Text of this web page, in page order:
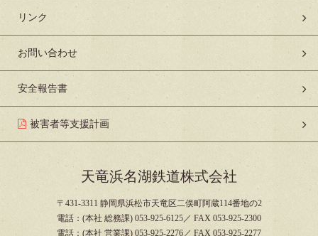
リンク
お問い合わせ
安全報告書
被害者等支援計画
天竜浜名湖鉄道株式会社
〒431-3311 静岡県浜松市天竜区二俣町阿蔵114番地の2
電話：(本社 総務課) 053-925-6125／ FAX 053-925-2300
電話：(本社 営業課) 053-925-2276／ FAX 053-925-2277